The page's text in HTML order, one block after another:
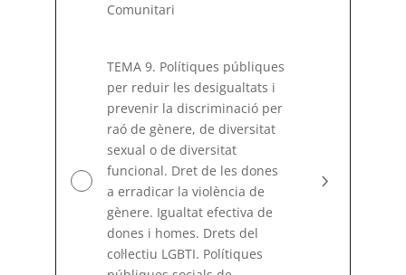
Comunitari
TEMA 9. Polítiques públiques
per reduir les desigualtats i
prevenir la discriminació per
raó de gènere, de diversitat
sexual o de diversitat
funcional. Dret de les dones
a erradicar la violència de
gènere. Igualtat efectiva de
dones i homes. Drets del
coŀlectiu LGBTI. Polítiques